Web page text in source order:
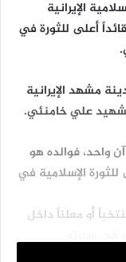
الإيرانية
أعلى للثورة في
مشهد الإيرانية
واحد، فوالده هو
الإسلامية في
أو معلناً داخل
دوراً مؤثراً داخل